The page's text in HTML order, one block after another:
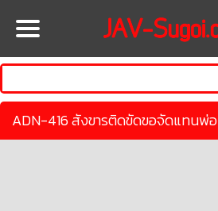
ADN-416 สังขารติดขัดขอจัดแทนพ่อ